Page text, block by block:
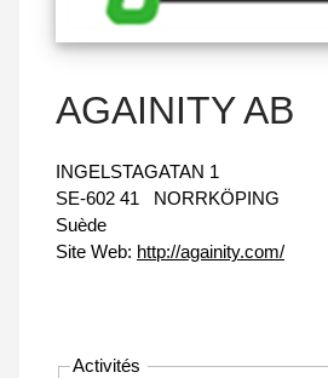
AGAINITY AB
INGELSTAGATAN 1
SE-602 41
NORRKÖPING
Suède
Site Web: http://againity.com/
Activités